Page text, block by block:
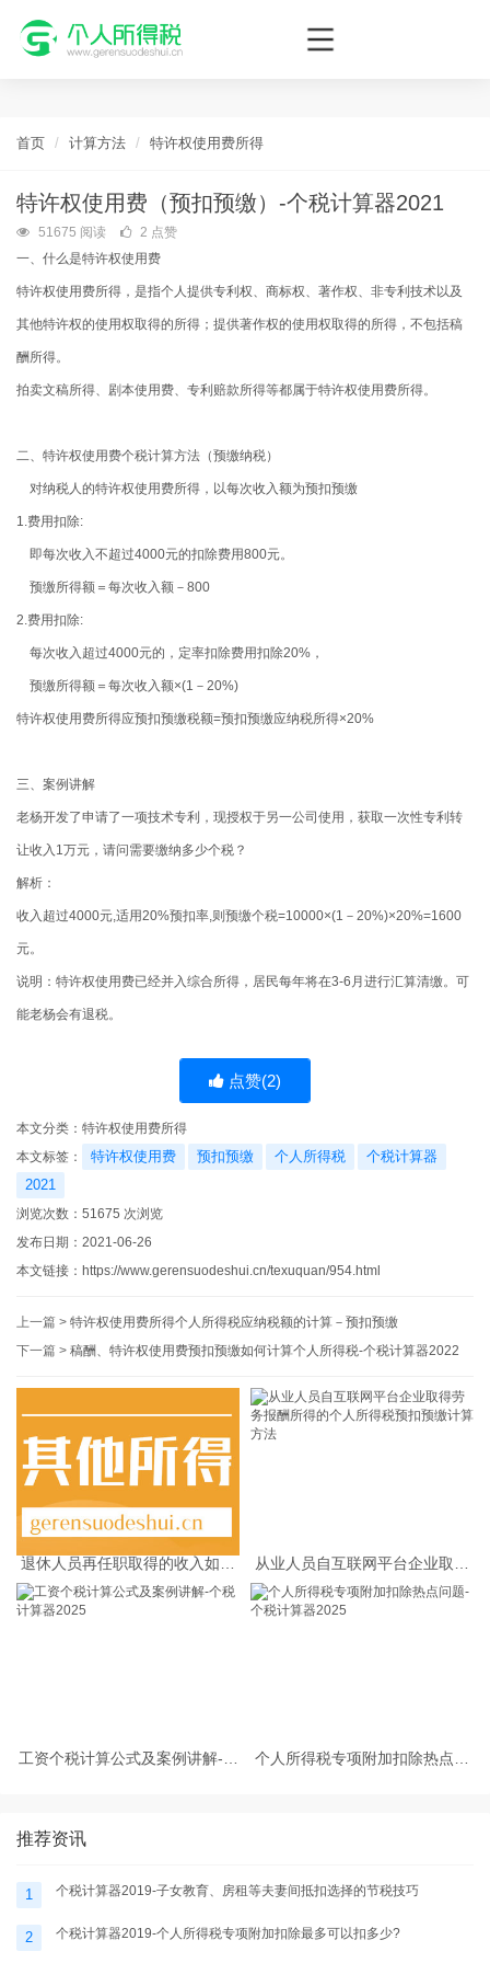
个人所得税网，最新个税资讯平台，您的个税管理专家！
首页 计算方法 特许权使用费所得
特许权使用费（预扣预缴）-个税计算器2021
51675 阅读
2 点赞
一、什么是特许权使用费
特许权使用费所得，是指个人提供专利权、商标权、著作权、非专利技术以及
其他特许权的使用权取得的所得；提供著作权的使用权取得的所得，不包括稿
酬所得。
拍卖文稿所得、剧本使用费、专利赔款所得等都属于特许权使用费所得。
二、特许权使用费个税计算方法（预缴纳税）
对纳税人的特许权使用费所得，以每次收入额为预扣预缴
1.费用扣除:
即每次收入不超过4000元的扣除费用800元。
预缴所得额＝每次收入额－800
2.费用扣除:
每次收入超过4000元的，定率扣除费用扣除20%，
预缴所得额＝每次收入额×(1－20%)
特许权使用费所得应预扣预缴税额=预扣预缴应纳税所得×20%
三、案例讲解
老杨开发了申请了一项技术专利，现授权于另一公司使用，获取一次性专利转
让收入1万元，请问需要缴纳多少个税？
解析：
收入超过4000元,适用20%预扣率,则预缴个税=10000×(1－20%)×20%=1600
元。
说明：特许权使用费已经并入综合所得，居民每年将在3-6月进行汇算清缴。可
能老杨会有退税。
点赞(2)
本文分类： 特许权使用费所得
本文标签：
特许权使用费 预扣预缴 个人所得税
个税计算器
2021
浏览次数： 51675 次浏览
发布日期：2021-06-26
本文链接： https://www.gerensuodeshui.cn/texuquan/954.html
上一篇 > 特许权使用费所得个人所得税应纳税额的计算－预扣预缴
下一篇 > 稿酬、特许权使用费预扣预缴如何计算个人所得税-个税计算器2022
退休人员再任职取得的收入如何
从业人员自互联网平台企业取得
劳务报酬所得的个人所得税预扣
预缴计算方法
工资个税计算公式及案例讲解-个
个人所得税专项附加扣除热点问
推荐资讯
1 个税计算器2019-子女教育、房租等夫妻间抵扣选择的节税技巧
2 个税计算器2019-个人所得税专项附加扣除最多可以扣多少?